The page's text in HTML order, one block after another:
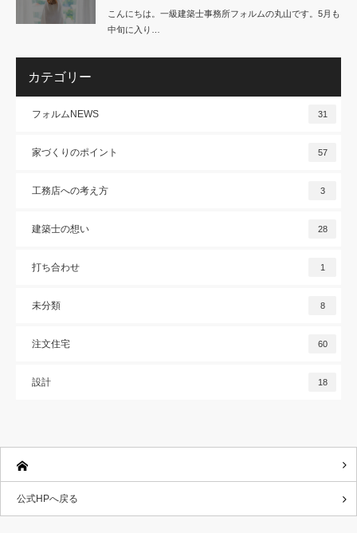
こんにちは。一級建築士事務所フォルムの丸山です。5月も
中旬に入り…
カテゴリー
フォルムNEWS 31
家づくりのポイント 57
工務店への考え方 3
建築士の想い 28
打ち合わせ 1
未分類 8
注文住宅 60
設計 18
公式HPへ戻る